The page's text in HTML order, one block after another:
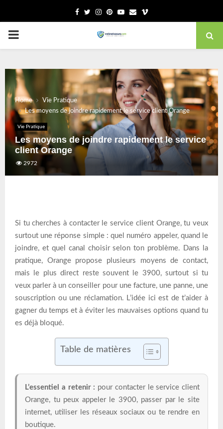
Facebook
TwitterInstagram
PinterestYoutube
EmailVimeo
PRIMARY
Home
Vie Pratique
Les moyens de joindre rapidement le service client Orange
Vie Pratique
Les moyens de joindre rapidement le service
client Orange
2972
Si tu cherches à contacter le service client Orange, tu veux
surtout une réponse simple : quel numéro appeler, quand le
joindre, et quel canal choisir selon ton problème. Dans la
pratique, Orange propose plusieurs moyens de contact,
mais le plus direct reste souvent le 3900, surtout si tu
veux parler à un conseiller pour une facture, une panne, une
souscription ou une réclamation. L’idée ici est de t’aider à
gagner du temps et à éviter les mauvaises options quand tu
es déjà bloqué.
Table de matières
L’essentiel a retenir : pour contacter le service client
Orange, tu peux appeler le 3900, passer par le site
internet, utiliser les réseaux sociaux ou te rendre en
boutique.